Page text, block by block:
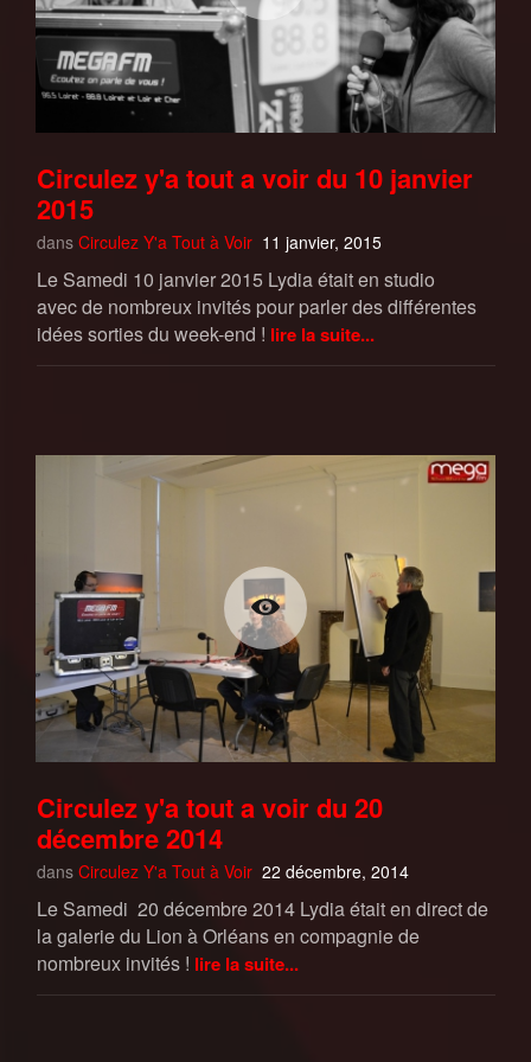
Circulez y'a tout a voir du 10 janvier
2015
dans Circulez Y'a Tout à Voir 11 janvier, 2015
Le Samedi 10 janvier 2015 Lydia était en studio
avec de nombreux invités pour parler des différentes
idées sorties du week-end ! lire la suite...
Circulez y'a tout a voir du 20
décembre 2014
dans Circulez Y'a Tout à Voir 22 décembre, 2014
Le Samedi 20 décembre 2014 Lydia était en direct de
la galerie du Lion à Orléans en compagnie de
nombreux invités ! lire la suite...